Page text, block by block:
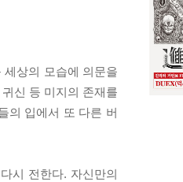
상의 모습에 의문을
신 등 미지의 존재를
의 입에서 또 다른 버
시 전한다. 자신만의